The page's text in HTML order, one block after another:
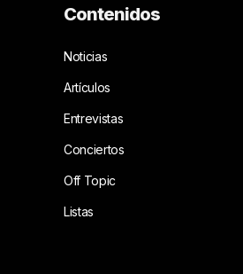
Contenidos
Noticias
Artículos
Entrevistas
Conciertos
Off Topic
Listas